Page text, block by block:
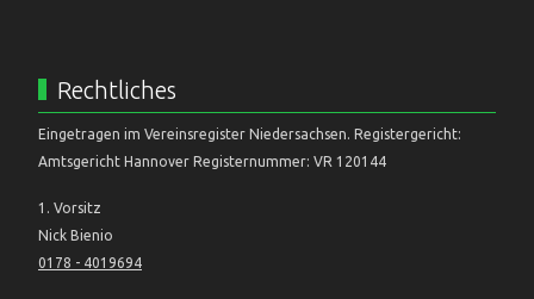
Rechtliches
Eingetragen im Vereinsregister Niedersachsen. Registergericht:
Amtsgericht Hannover Registernummer: VR 120144
1. Vorsitz
Nick Bienio
0178 - 4019694